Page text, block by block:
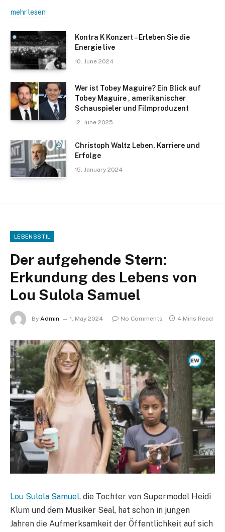
mehr lesen
Kontra K Konzert – Erleben Sie die
Energie live
10. June 2024
Wer ist Tobey Maguire? Ein Blick auf
Tobey Maguire , amerikanischer
Schauspieler und Filmproduzent
12. June 2025
Christoph Waltz Leben, Karriere und
Erfolge
15. January 2024
LEBENSSTIL
Der aufgehende Stern:
Erkundung des Lebens von
Lou Sulola Samuel
By Admin 1. May 2024 No Comments 4 Mins Read
Lou Sulola Samuel, die Tochter von Supermodel Heidi
Klum und dem Musiker Seal, hat schon in jungen
Jahren die Aufmerksamkeit der Öffentlichkeit auf sich